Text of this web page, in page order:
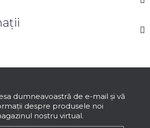
dumneavoastră de e-mail şi vă
despre produsele noi
nostru virtual.